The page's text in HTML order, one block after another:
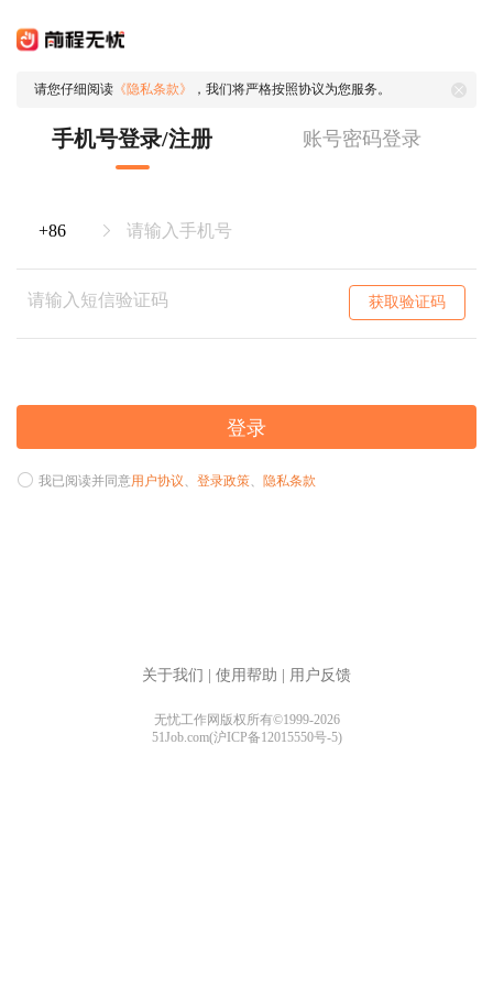
请您仔细阅读 《隐私条款》 ，我们将严格按照协议为您服务。
手机号登录/注册 账号密码登录
获取验证码
登录
我已阅读并同意用户协议、 登录政策、 隐私条款
关于我们 使用帮助 用户反馈
无忧工作网版权所有©1999-2026
51Job.com(沪ICP备12015550号-5)